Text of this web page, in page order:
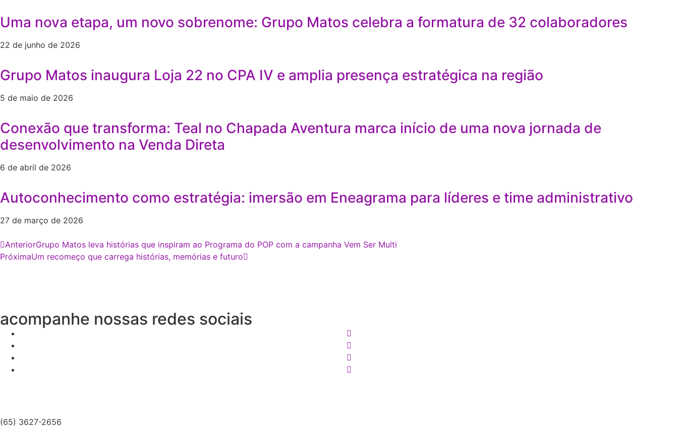
Uma nova etapa, um novo sobrenome: Grupo Matos celebra a formatura de 32 colaboradores
22 de junho de 2026
Grupo Matos inaugura Loja 22 no CPA IV e amplia presença estratégica na região
5 de maio de 2026
Conexão que transforma: Teal no Chapada Aventura marca início de uma nova jornada de
desenvolvimento na Venda Direta
6 de abril de 2026
Autoconhecimento como estratégia: imersão em Eneagrama para líderes e time administrativo
27 de março de 2026
AnteriorGrupo Matos leva histórias que inspiram ao Programa do POP com a campanha Vem Ser Multi
PróximaUm recomeço que carrega histórias, memórias e futuro
acompanhe nossas redes sociais
(65) 3627-2656